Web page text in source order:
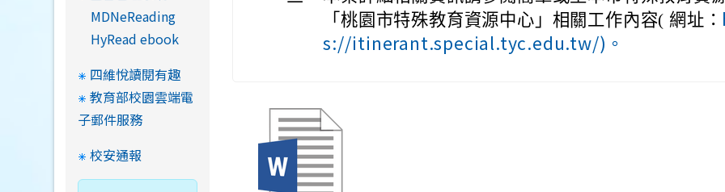
「桃園市特殊教育資源中心」相關工作內容( 網址：
s://itinerant.special.tyc.edu.tw/)。
MDNeReading
HyRead ebook
四維悅讀閱有趣
教育部校園雲端電
子郵件服務
校安通報